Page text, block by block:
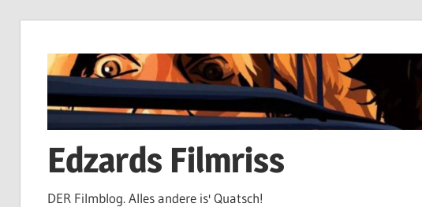
Inhalt
springen
Edzards Filmriss
DER Filmblog. Alles andere is' Quatsch!